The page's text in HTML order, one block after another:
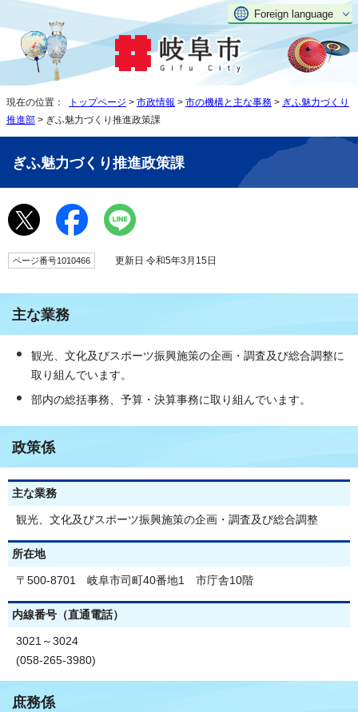
Foreign language
現在の位置： トップページ > 市政情報 > 市の機構と主な事務 > ぎふ魅力づくり
推進部 > ぎふ魅力づくり推進政策課
ぎふ魅力づくり推進政策課
ページ番号1010466 更新日 令和5年3月15日
主な業務
観光、文化及びスポーツ振興施策の企画・調査及び総合調整に
取り組んでいます。
部内の総括事務、予算・決算事務に取り組んでいます。
政策係
主な業務
観光、文化及びスポーツ振興施策の企画・調査及び総合調整
所在地
〒500-8701 岐阜市司町40番地1 市庁舎10階
内線番号（直通電話）
3021～3024
(058-265-3980)
庶務係